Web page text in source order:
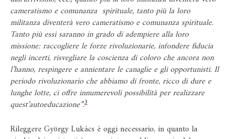
cameratismo e comunanza spirituale, tanto più la loro
militanza diventerà vero cameratismo e comunanza spirituale.
Tanto più essi saranno in grado di adempiere alla loro
missione: raccogliere le forze rivoluzionarie, infondere fiducia
negli incerti, risvegliare la coscienza di coloro che ancora non
l’hanno, respingere e annientare le canaglie e gli opportunisti. Il
periodo rivoluzionario che abbiamo di fronte, ricco di dure e
lunghe lotte, ci offre innumerevoli possibilità per realizzare
quest’autoeducazione”.3
Rileggere György Lukács è oggi necessario, in quanto la